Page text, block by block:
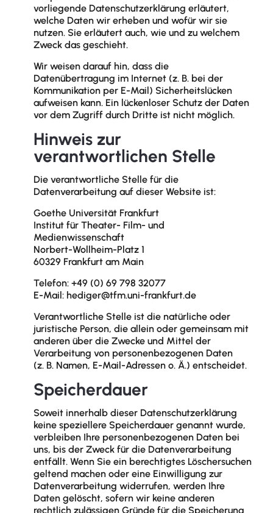
vorliegende Datenschutzerklärung erläutert,
welche Daten wir erheben und wofür wir sie
nutzen. Sie erläutert auch, wie und zu welchem
Zweck das geschieht.
Wir weisen darauf hin, dass die
Datenübertragung im Internet (z. B. bei der
Kommunikation per E-Mail) Sicherheitslücken
aufweisen kann. Ein lückenloser Schutz der Daten
vor dem Zugriff durch Dritte ist nicht möglich.
Hinweis zur
verantwortlichen Stelle
Die verantwortliche Stelle für die
Datenverarbeitung auf dieser Website ist:
Goethe Universität Frankfurt
Institut für Theater- Film- und
Medienwissenschaft
Norbert-Wollheim-Platz 1
60329 Frankfurt am Main
Telefon: +49 (0) 69 798 32077
E-Mail: hediger@tfm.uni-frankfurt.de
Verantwortliche Stelle ist die natürliche oder
juristische Person, die allein oder gemeinsam mit
anderen über die Zwecke und Mittel der
Verarbeitung von personenbezogenen Daten
(z. B. Namen, E-Mail-Adressen o. Ä.) entscheidet.
Speicherdauer
Soweit innerhalb dieser Datenschutzerklärung
keine speziellere Speicherdauer genannt wurde,
verbleiben Ihre personenbezogenen Daten bei
uns, bis der Zweck für die Datenverarbeitung
entfällt. Wenn Sie ein berechtigtes Löschersuchen
geltend machen oder eine Einwilligung zur
Datenverarbeitung widerrufen, werden Ihre
Daten gelöscht, sofern wir keine anderen
rechtlich zulässigen Gründe für die Speicherung